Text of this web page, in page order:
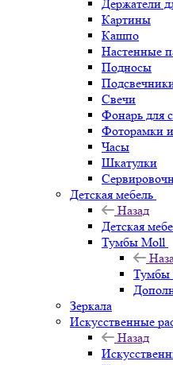
Держатели
Картины
Кашпо
Настенные
Подносы
Свечи
Фонарь для
Фоторамки
Часы
Шкатулки
Детская мебель
Назад
Детская
Тумбы Moll
Тумбы
Зеркала
Искусственные
Назад